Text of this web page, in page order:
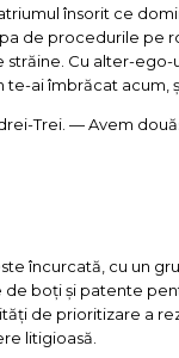
însorit ce
de procedurile pe
Cu alter-
ai îmbrăcat acum,
Trei. — Avem
încurcată, cu un
de boți și patente
de prioritizare a
litigioasă.